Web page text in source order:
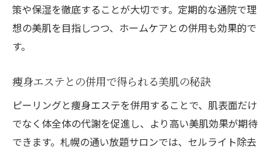
策や保湿を徹底することが大切です。定期的な通院で理
想の美肌を目指しつつ、ホームケアとの併用も効果的で
す。
痩身エステとの併用で得られる美肌の秘訣
ピーリングと痩身エステを併用することで、肌表面だけ
でなく体全体の代謝を促進し、より高い美肌効果が期待
できます。札幌の通い放題サロンでは、セルライト除去